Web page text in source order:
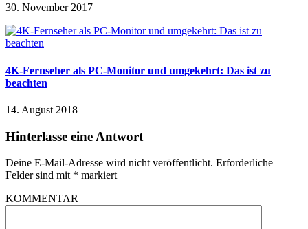
30. November 2017
4K-Fernseher als PC-Monitor und umgekehrt: Das ist zu
beachten
14. August 2018
Hinterlasse eine Antwort
Deine E-Mail-Adresse wird nicht veröffentlicht. Erforderliche
Felder sind mit * markiert
KOMMENTAR